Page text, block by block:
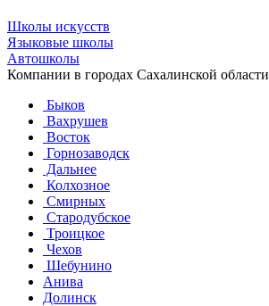
Школы искусств
Языковые школы
Автошколы
Компании в городах Сахалинской области
Быков
Вахрушев
Восток
Горнозаводск
Дальнее
Колхозное
Смирных
Стародубское
Троицкое
Чехов
Шебунино
Анива
Долинск